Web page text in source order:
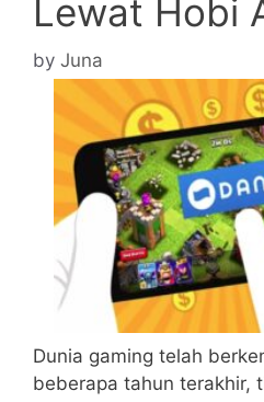
Lewat Hobi
by Juna
Dunia gaming telah
beberapa tahun terakhir,